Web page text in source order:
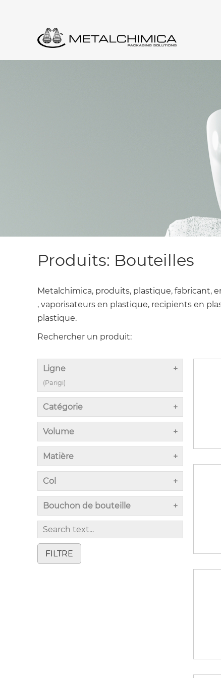
Produits: Bouteilles
Metalchimica, produits, plastique, fabricant,
, vaporisateurs en plastique, recipients en
plastique.
Rechercher un produit:
Ligne
(Parigi)
Catégorie
Volume
Matière
Col
Bouchon de bouteille